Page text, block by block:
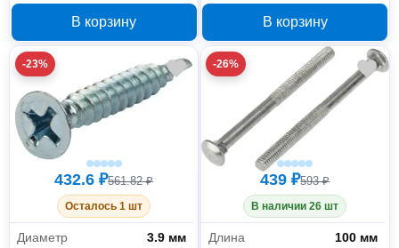
152 мм
В корзину В корзину
-23%
432.6 ₽561.82 ₽
Осталось 1 шт
Диаметр
3.9 мм
-26%
439 ₽593 ₽
В наличии 26 шт
Длина
100 мм